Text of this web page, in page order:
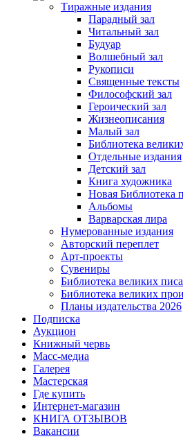
Тиражные издания
Парадный зал
Читальный зал
Будуар
Волшебный зал
Рукописи
Священные тексты
Философский зал
Героический зал
Жизнеописания
Малый зал
Библиотека
Отдельные издания
Детский зал
Книга художника
Новая Библиотека
Альбомы
Варварская лира
Нумерованные издания
Авторский переплет
Арт-проекты
Сувениры
Библиотека великих
Библиотека великих
Планы издательства 2026
Подписка
Аукцион
Книжный червь
Масс-медиа
Галерея
Мастерская
Где купить
Интернет-магазин
КНИГА ОТЗЫВОВ
Вакансии